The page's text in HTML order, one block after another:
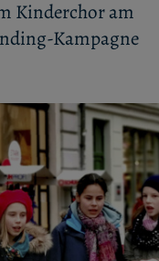
Kinderchor am
Kampagne